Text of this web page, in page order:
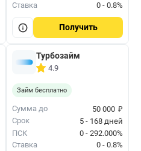
Ставка
0 - 0.8%
Получить
Турбозайм
4.9
Займ бесплатно
Сумма до 50 000 ₽
Срок
5 - 168 дней
ПСК
0 - 292.000%
Ставка
0 - 0.8%